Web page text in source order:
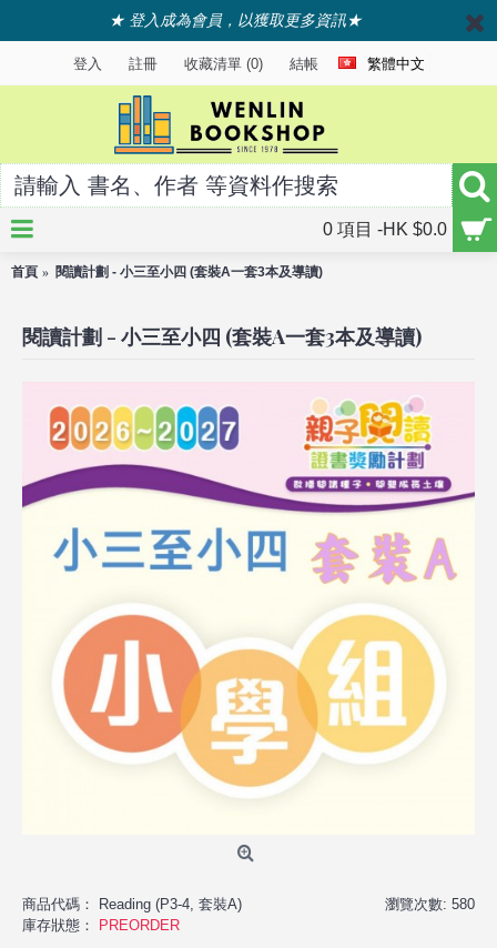
★ 登入成為會員，以獲取更多資訊★
登入 註冊 收藏清單 (0) 結帳 繁體中文
0 項目 -HK $0.0
首頁 閱讀計劃 - 小三至小四 (套裝A一套3本及導讀)
閱讀計劃 - 小三至小四 (套裝A一套3本及導讀)
瀏覽次數: 580
商品代碼：
Reading (P3-4, 套裝A)
庫存狀態：
PREORDER